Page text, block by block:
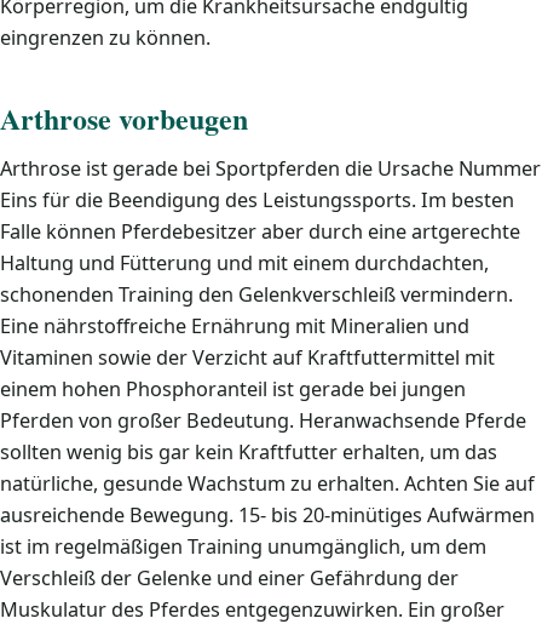
Körperregion, um die Krankheitsursache endgültig
eingrenzen zu können.
Arthrose vorbeugen
Arthrose ist gerade bei Sportpferden die Ursache Nummer
Eins für die Beendigung des Leistungssports. Im besten
Falle können Pferdebesitzer aber durch eine artgerechte
Haltung und Fütterung und mit einem durchdachten,
schonenden Training den Gelenkverschleiß vermindern.
Eine nährstoffreiche Ernährung mit Mineralien und
Vitaminen sowie der Verzicht auf Kraftfuttermittel mit
einem hohen Phosphoranteil ist gerade bei jungen
Pferden von großer Bedeutung. Heranwachsende Pferde
sollten wenig bis gar kein Kraftfutter erhalten, um das
natürliche, gesunde Wachstum zu erhalten. Achten Sie auf
ausreichende Bewegung. 15- bis 20-minütiges Aufwärmen
ist im regelmäßigen Training unumgänglich, um dem
Verschleiß der Gelenke und einer Gefährdung der
Muskulatur des Pferdes entgegenzuwirken. Ein großer